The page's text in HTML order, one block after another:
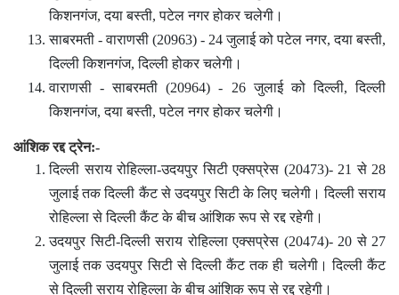
किशनगंज, दया बस्ती, पटेल नगर होकर चलेगी।
साबरमती - वाराणसी (20963) - 24 जुलाई को पटेल नगर, दया बस्ती,
दिल्ली किशनगंज, दिल्ली होकर चलेगी।
वाराणसी - साबरमती (20964) - 26 जुलाई को दिल्ली, दिल्ली
किशनगंज, दया बस्ती, पटेल नगर होकर चलेगी।
आंशिक रद्द ट्रेन:-
दिल्ली सराय रोहिल्ला-उदयपुर सिटी एक्सप्रेस (20473)- 21 से 28
जुलाई तक दिल्ली कैंट से उदयपुर सिटी के लिए चलेगी। दिल्ली सराय
रोहिल्ला से दिल्ली कैंट के बीच आंशिक रूप से रद्द रहेगी।
उदयपुर सिटी-दिल्ली सराय रोहिल्ला एक्सप्रेस (20474)- 20 से 27
जुलाई तक उदयपुर सिटी से दिल्ली कैंट तक ही चलेगी। दिल्ली कैंट
से दिल्ली सराय रोहिल्ला के बीच आंशिक रूप से रद्द रहेगी।